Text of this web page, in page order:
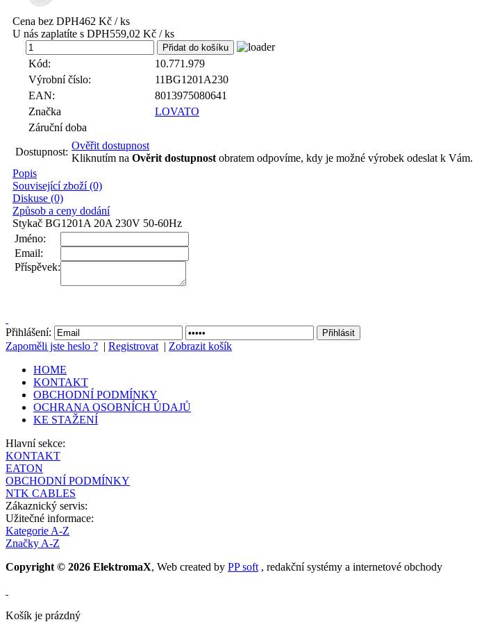
Cena bez DPH462 Kč / ks
U nás zaplatíte s DPH559,02 Kč / ks
Kód:
10.771.979
Výrobní číslo:
11BG1201A230
EAN:
8013975080641
Značka
LOVATO
Záruční doba
Dostupnost:
Ověřit dostupnost
Kliknutím na Ověrit dostupnost obratem odpovíme, kdy je možné výrobek odeslat k Vám.
Popis
Související zboží (0)
Diskuse (0)
Způsob a ceny dodání
Stykač BG1201A 20A 230V 50-60Hz
Jméno:
Email:
Příspěvek:
Přihlášení:
Zapoměli jste heslo ? | Registrovat | Zobrazit košík
HOME
KONTAKT
OBCHODNÍ PODMÍNKY
OCHRANA OSOBNÍCH ÚDAJŮ
KE STAŽENÍ
Hlavní sekce:
KONTAKT
EATON
OBCHODNÍ PODMÍNKY
NTK CABLES
Zákaznický servis:
Užitečné informace:
Kategorie A-Z
Značky A-Z
Copyright © 2026 ElektromaX, Web created by PP soft , redakční systémy a internetové obchody
Košík je prázdný